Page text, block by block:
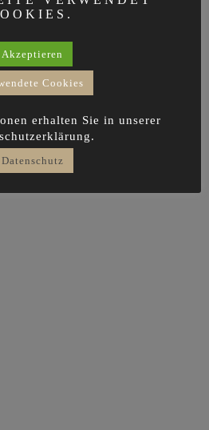
Akzeptieren
Cookies
erhalten Sie in unserer
Datenschutz